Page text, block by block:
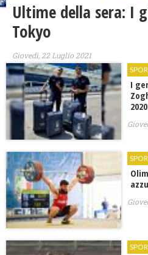
Ultime della sera: I
Tokyo
Giovedì, 22 Luglio 2021
I
2020